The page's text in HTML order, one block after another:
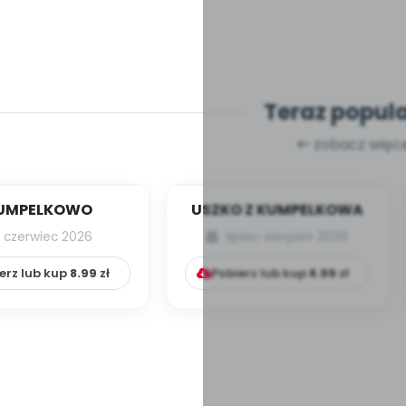
Teraz
zobacz
czerwiec 2026
lub kup 8.99 zł
USZKO Z KUMPELKOWA
Pobierz lub kup8.99zł